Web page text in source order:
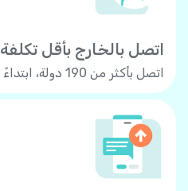
اتصل بالخارج بأقل تكلفة
اتصل بأكثر من 190 دولة، ابتداءً من 0.04 دولار للدقيقة.